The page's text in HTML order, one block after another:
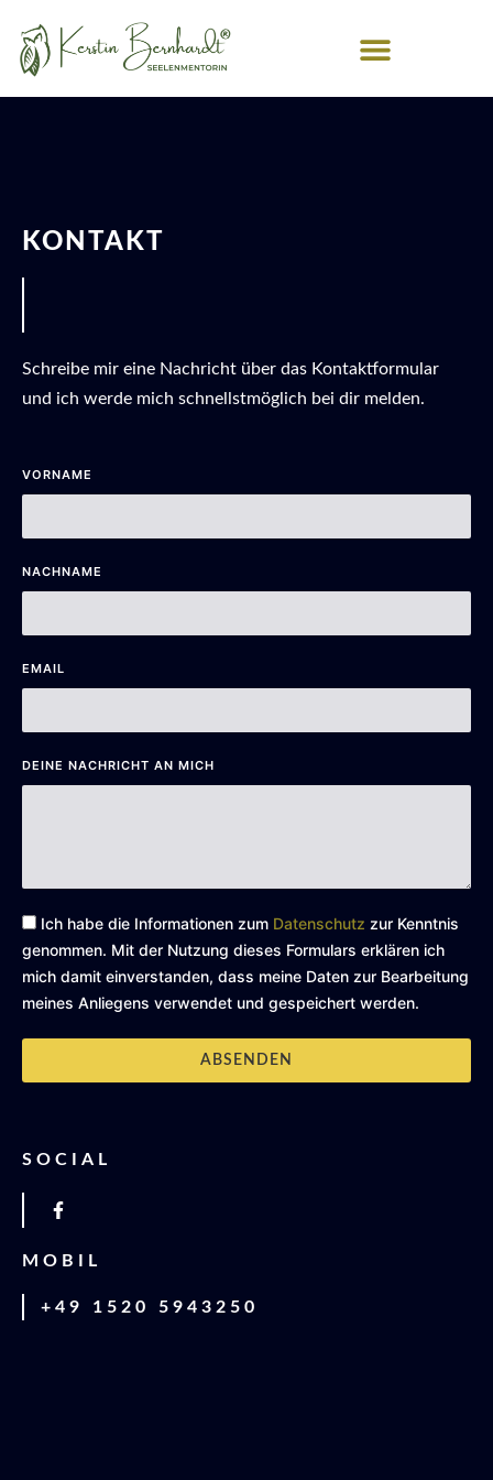
Inhalt
springen
KONTAKT
Schreibe mir eine Nachricht über das Kontaktformular
und ich werde mich schnellstmöglich bei dir melden.
VORNAME
NACHNAME
EMAIL
DEINE NACHRICHT AN MICH
Ich habe die Informationen zum Datenschutz zur Kenntnis
genommen. Mit der Nutzung dieses Formulars erklären ich
mich damit einverstanden, dass meine Daten zur Bearbeitung
meines Anliegens verwendet und gespeichert werden.
ABSENDEN
SOCIAL
F
a
e
b
o
MOBIL
+49 1520 5943250